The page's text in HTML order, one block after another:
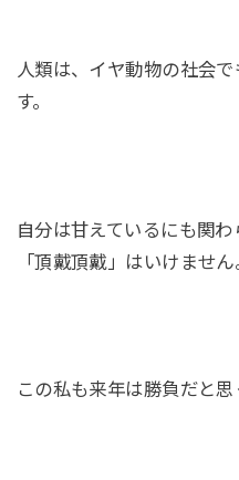
人類は、イヤ動物の社会
す。
自分は甘えているにも関
「頂戴頂戴」はいけません
この私も来年は勝負だと思